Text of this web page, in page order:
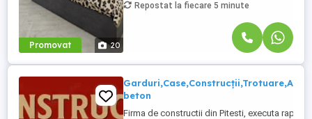
Promovat 20
Repostat la fiecare 5 minute
beton
Firma de constructii din Pitesti, executa rapid